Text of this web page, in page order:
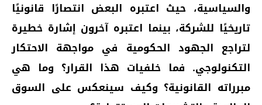
والسياسية، حيث اعتبره البعض انتصارًا قانونيًا
تاريخيًا للشركة، بينما اعتبره آخرون إشارة خطيرة
لتراجع الجهود الحكومية في مواجهة الاحتكار
التكنولوجي. فما خلفيات هذا القرار؟ وما هي
مبرراته القانونية؟ وكيف سينعكس على السوق